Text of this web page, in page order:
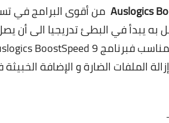
Auslogics من أقوى البرامج في
به يبدأ في البطئ تدريجيا الى أن
الملفات الضارة و الإضافة